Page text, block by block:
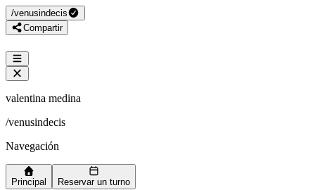
/venusindecis
Compartir
valentina medina
/venusindecis
Navegación
Principal Reservar un turno